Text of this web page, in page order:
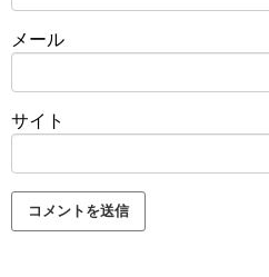
メール
サイト